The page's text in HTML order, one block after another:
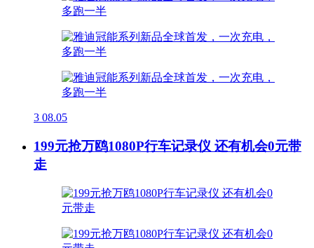
3 08.05
199元抢万鸥1080P行车记录仪 还有机会0元带
走